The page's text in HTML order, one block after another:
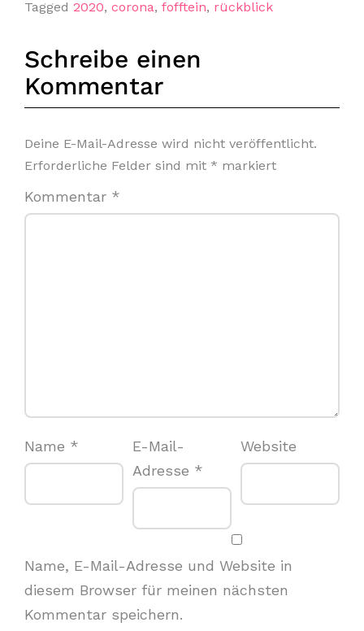
Tagged 2020, corona, fofftein, rückblick
Schreibe einen
Kommentar
Deine E-Mail-Adresse wird nicht veröffentlicht.
Erforderliche Felder sind mit * markiert
Kommentar *
Name *
E-Mail-
Adresse *
Website
Name, E-Mail-Adresse und Website in
diesem Browser für meinen nächsten
Kommentar speichern.